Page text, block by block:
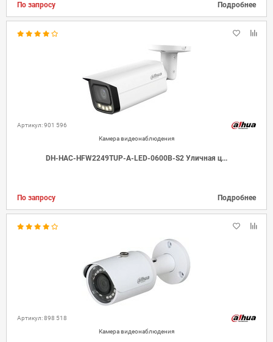
По запросу Подробнее
Артикул: 901 596
Камера видеонаблюдения
DH-HAC-HFW2249TUP-A-LED-0600B-S2 Уличная ц...
По запросу Подробнее
Артикул: 898 518
Камера видеонаблюдения